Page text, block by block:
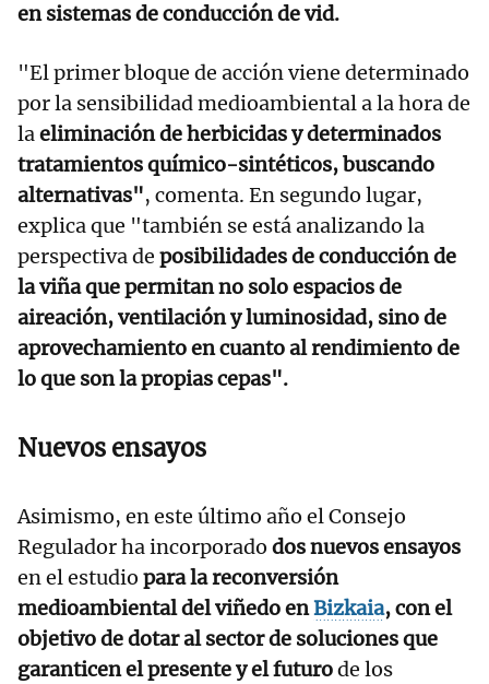
en sistemas de conducción de vid.
"El primer bloque de acción viene determinado
por la sensibilidad medioambiental a la hora de
laeliminación de herbicidas y determinados
tratamientos químico-sintéticos, buscando
alternativas", comenta. En segundo lugar,
explica que "también se está analizando la
perspectiva de posibilidades de conducción de
la viña que permitan no solo espacios de
aireación, ventilación y luminosidad, sino de
aprovechamiento en cuanto al rendimiento de
lo que son la propias cepas".
Nuevos ensayos
Asimismo, en este último año el Consejo
Regulador ha incorporado dos nuevos ensayos
en el estudio para la reconversión
medioambiental del viñedo enBizkaia, con el
objetivo de dotar al sector de soluciones que
garanticen el presente y el futurode los